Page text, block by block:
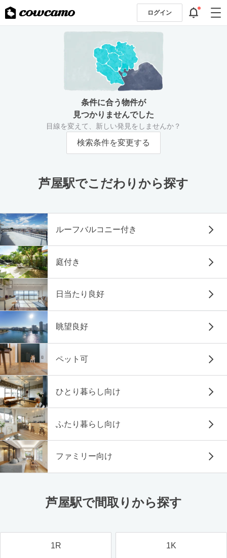
ログイン
条件に合う物件が
見つかりませんでした
目線を変えて、新しい発見をしませんか？
検索条件を変更する
芦屋駅でこだわりから探す
ルーフバルコニー付き
庭付き
日当たり良好
眺望良好
ペット可
ひとり暮らし向け
ふたり暮らし向け
ファミリー向け
芦屋駅で間取りから探す
1R 1K